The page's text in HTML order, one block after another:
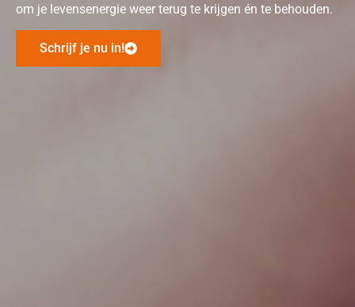
om je levensenergie weer terug te krijgen én te behouden.
Schrijf je nu in!